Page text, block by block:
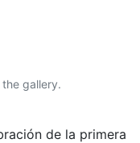
gallery.
de la primera